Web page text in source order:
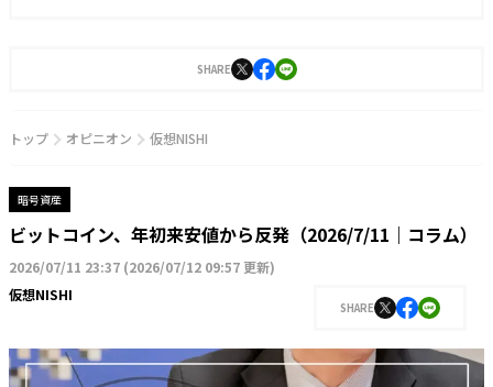
SHARE
トップ オピニオン 仮想NISHI
暗号資産
ビットコイン、年初来安値から反発（2026/7/11｜コラム）
2026/07/11 23:37 (2026/07/12 09:57 更新)
仮想NISHI
SHARE